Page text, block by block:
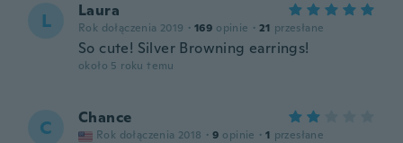
L Laura
Rok dołączenia 2019 · 169 opinie · 21 przesłane
So cute! Silver Browning earrings!
około 5 roku temu
C Chance
Rok dołączenia 2018 · 9 opinie · 1 przesłane